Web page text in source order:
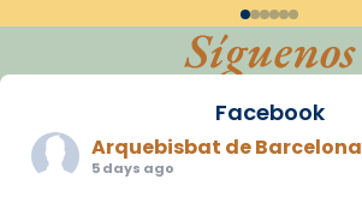
Síguenos
Facebook
Arquebisbat de Barcelona
5 days ago